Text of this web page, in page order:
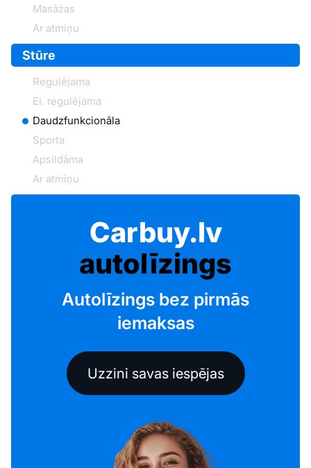
Masāžas
Ar atmiņu
Stūre
Regulējama
El. regulējama
Daudzfunkcionāla
Sporta
Apsildāma
Ar atmiņu
Carbuy.lv
autolīzings
Autolīzings bez pirmās
iemaksas
Uzzini savas iespējas